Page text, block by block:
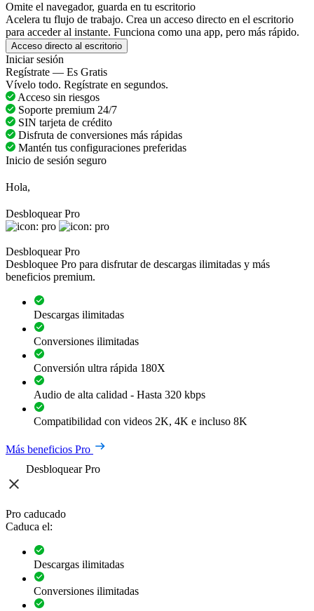
Omite el navegador, guarda en tu escritorio
Acelera tu flujo de trabajo. Crea un acceso directo en el escritorio
para acceder al instante. Funciona como una app, pero más rápido.
Acceso directo al escritorio
Iniciar sesión
Regístrate — Es Gratis
Vívelo todo. Regístrate en segundos.
Acceso sin riesgos
Soporte premium 24/7
SIN tarjeta de crédito
Disfruta de conversiones más rápidas
Mantén tus configuraciones preferidas
Inicio de sesión seguro
Hola,
Desbloquear Pro
Desbloquear Pro
Desbloquee Pro para disfrutar de descargas ilimitadas y más
beneficios premium.
Descargas ilimitadas
Conversiones ilimitadas
Conversión ultra rápida 180X
Audio de alta calidad - Hasta 320 kbps
Compatibilidad con videos 2K, 4K e incluso 8K
Más beneficios Pro
Desbloquear Pro
Pro caducado
Caduca el:
Descargas ilimitadas
Conversiones ilimitadas